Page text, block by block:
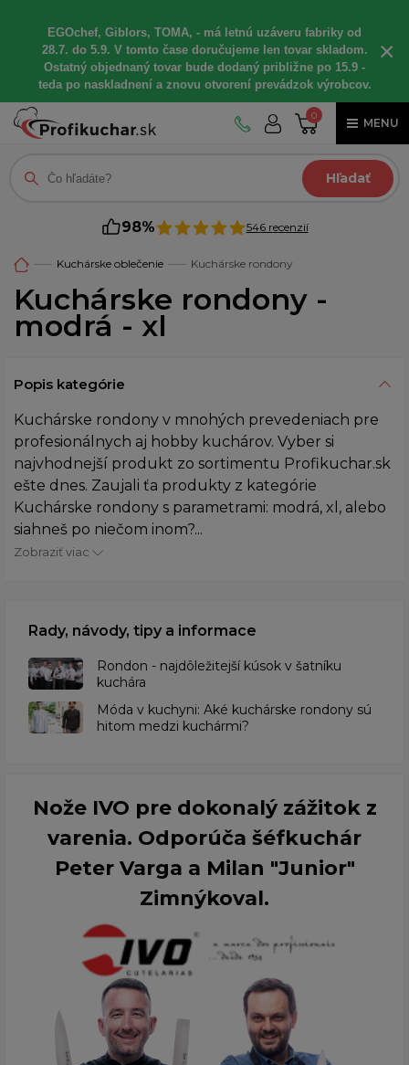
EGOchef, Giblors, TOMA, - má letnú uzáveru fabriky od
28.7. do 5.9. V tomto čase doručujeme len tovar skladom.
Ostatný objednaný tovar bude dodaný približne po 15.9 -
teda po naskladnení a znovu otvorení prevádzok výrobcov.
×
0
MENU
Hľadať
98% 546 recenzií
Kuchárske oblečenie Kuchárske rondony
Kuchárske rondony -
modrá - xl
Popis kategórie
Kuchárske rondony v mnohých prevedeniach pre
profesionálnych aj hobby kuchárov. Vyber si
najvhodnejší produkt zo sortimentu Profikuchar.sk
ešte dnes. Zaujali ťa produkty z kategórie
Kuchárske rondony s parametrami: modrá, xl, alebo
siahneš po niečom inom?...
Zobraziť viac
Rady, návody, tipy a informace
Rondon - najdôležitejší kúsok v šatníku
kuchára
​Móda v kuchyni: Aké kuchárske rondony sú
hitom medzi kuchármi?
Nože IVO pre dokonalý zážitok z
varenia. Odporúča šéfkuchár
Peter Varga a Milan "Junior"
Zimnýkoval.